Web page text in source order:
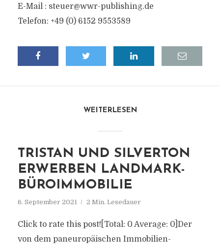
E-Mail : steuer@wwr-publishing.de
Telefon: +49 (0) 6152 9553589
WEITERLESEN
TRISTAN UND SILVERTON
ERWERBEN LANDMARK-
BÜROIMMOBILIE
6. September 2021 2 Min. Lesedauer
Click to rate this post![Total: 0 Average: 0]Der
von dem paneuropäischen Immobilien-